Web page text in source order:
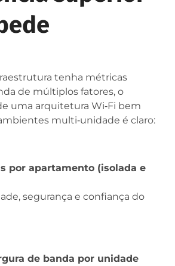
tenha métricas
de múltiplos fatores, o
uma arquitetura Wi‑Fi bem
multi‑unidade é claro:
por apartamento (isolada e
segurança e confiança do
de banda por unidade